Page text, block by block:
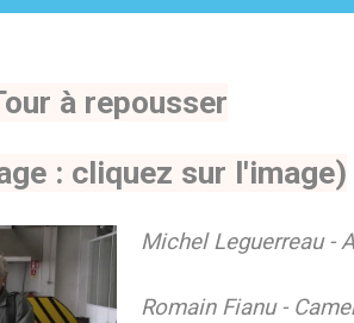
à repousser
: cliquez sur l'image)
Michel Leguerreau -
Romain Fianu -